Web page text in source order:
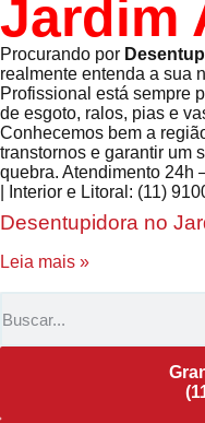
Jardim
Procurando por
realmente entenda a sua
Profissional está sempre
de esgoto, ralos, pias e
Conhecemos bem a
transtornos e garantir um
quebra. Atendimento 24h
| Interior e Litoral: (11)
Desentupidora no
Leia mais »